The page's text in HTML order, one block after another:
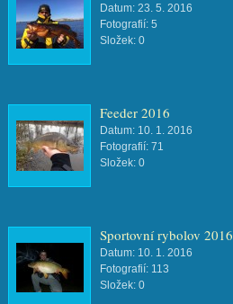
Datum: 23. 5. 2016
Fotografií: 5
Složek: 0
Feeder 2016
Datum: 10. 1. 2016
Fotografií: 71
Složek: 0
Sportovní rybolov 2016
Datum: 10. 1. 2016
Fotografií: 113
Složek: 0